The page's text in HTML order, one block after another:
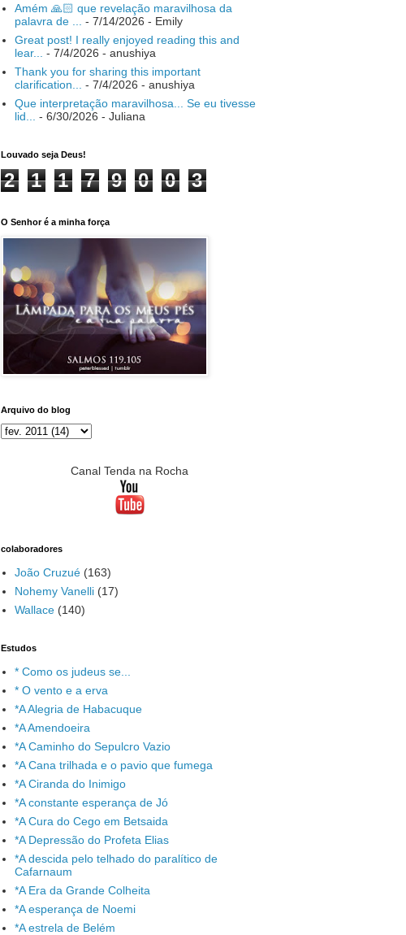
Amém 🙏🏻 que revelação maravilhosa da
palavra de ...
- 7/14/2026 - Emily
Great post! I really enjoyed reading this and
lear...
- 7/4/2026 - anushiya
Thank you for sharing this important
clarification...
- 7/4/2026 - anushiya
Que interpretação maravilhosa... Se eu tivesse
lid...
- 6/30/2026 - Juliana
Louvado seja Deus!
2 1 1 7 9 0 0 3
O Senhor é a minha força
Arquivo do blog
Canal Tenda na Rocha
colaboradores
João Cruzué (163)
Nohemy Vanelli (17)
Wallace (140)
Estudos
* Como os judeus se...
* O vento e a erva
*A Alegria de Habacuque
*A Amendoeira
*A Caminho do Sepulcro Vazio
*A Cana trilhada e o pavio que fumega
*A Ciranda do Inimigo
*A constante esperança de Jó
*A Cura do Cego em Betsaida
*A Depressão do Profeta Elias
*A descida pelo telhado do paralítico de
Cafarnaum
*A Era da Grande Colheita
*A esperança de Noemi
*A estrela de Belém